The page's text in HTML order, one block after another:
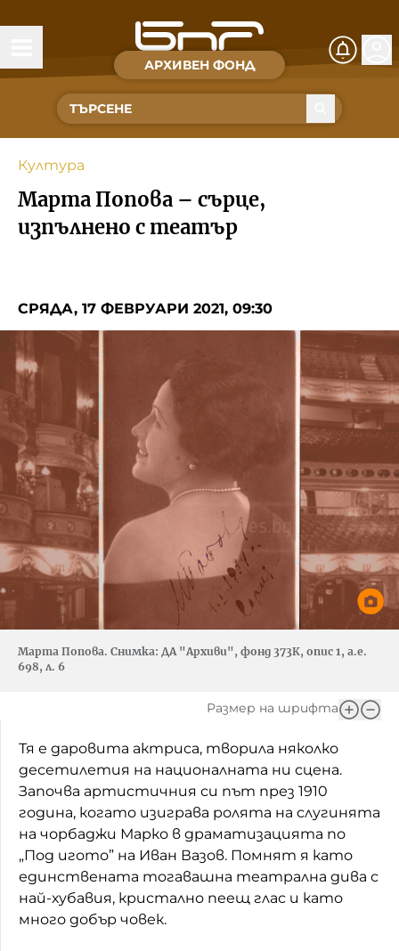
АРХИВЕН ФОНД
Времена и хора
Култура
Музика
Спорт
Съвет за електронни медии
БНР
БНР Новини
Детското.БНР
Култура
Марта Попова – сърце,
изпълнено с театър
СРЯДА, 17 ФЕВРУАРИ 2021, 09:30
Марта Попова. Снимка: ДА "Архиви", фонд 373К, опис 1, а.е.
698, л. 6
Размер на шрифта
Тя е даровита актриса, творила няколко
десетилетия на националната ни сцена.
Започва артистичния си път през 1910
година, когато изиграва ролята на слугинята
на чорбаджи Марко в драматизацията по
„Под игото” на Иван Вазов. Помнят я като
единствената тогавашна театрална дива с
най-хубавия, кристално пеещ глас и като
много добър човек.